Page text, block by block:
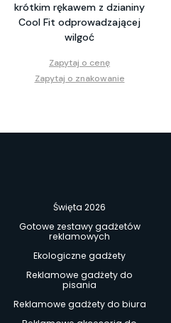
krótkim rękawem z dzianiny
Cool Fit odprowadzającej
wilgoć
Zapytaj o cenę
Zapytaj o znakowanie
Święta 2026
Gotowe zestawy gadżetów
reklamowych
Ekologiczne gadżety
Reklamowe gadżety do
pisania
Reklamowe gadżety do biura